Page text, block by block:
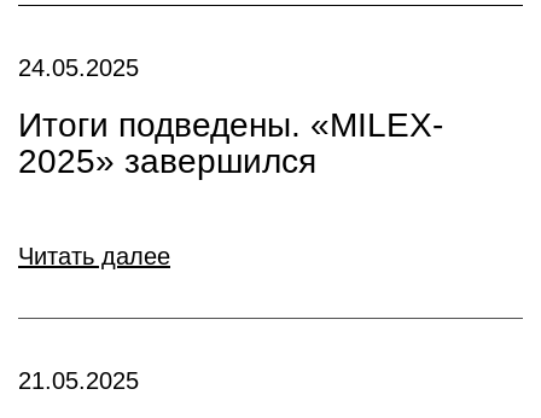
24.05.2025
Итоги подведены. «MILEX-
2025» завершился
Читать далее
21.05.2025